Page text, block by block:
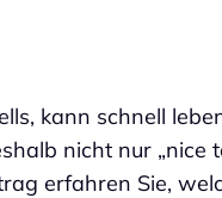
kann schnell
nicht nur „nice
erfahren Sie,